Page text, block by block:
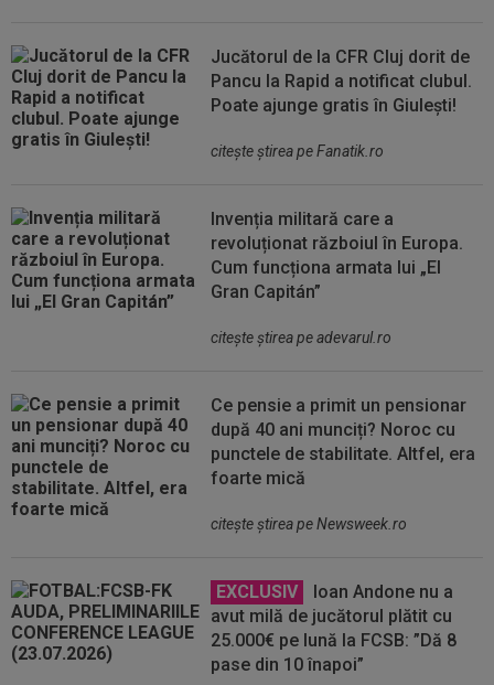
Jucătorul de la CFR Cluj dorit de
Pancu la Rapid a notificat clubul.
Poate ajunge gratis în Giulești!
citeşte ştirea pe Fanatik.ro
Invenția militară care a
revoluționat războiul în Europa.
Cum funcționa armata lui „El
Gran Capitán”
citeşte ştirea pe adevarul.ro
Ce pensie a primit un pensionar
după 40 ani munciți? Noroc cu
punctele de stabilitate. Altfel, era
foarte mică
citeşte ştirea pe Newsweek.ro
EXCLUSIV
Ioan Andone nu a
avut milă de jucătorul plătit cu
25.000€ pe lună la FCSB: ”Dă 8
pase din 10 înapoi”